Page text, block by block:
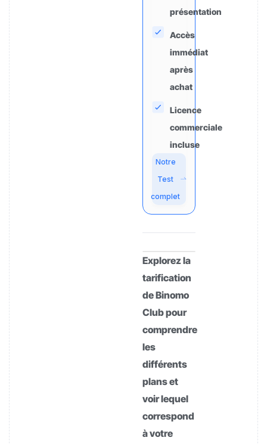
présentation
Accès
immédiat
après
achat
Licence
commerciale
incluse
Notre
Test
complet
Explorez la
tarification
de Binomo
Club pour
comprendre
les
différents
plans et
voir lequel
correspond
à votre